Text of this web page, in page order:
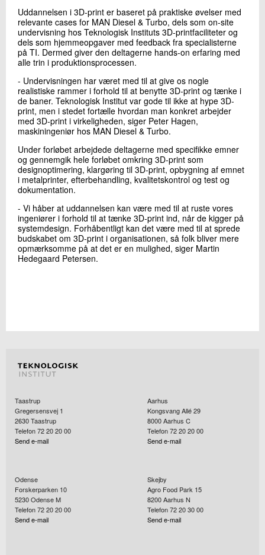
Uddannelsen i 3D-print er baseret på praktiske øvelser med
relevante cases for MAN Diesel & Turbo, dels som on-site
undervisning hos Teknologisk Instituts 3D-printfaciliteter og
dels som hjemmeopgaver med feedback fra specialisterne
på TI. Dermed giver den deltagerne hands-on erfaring med
alle trin i produktionsprocessen.
- Undervisningen har været med til at give os nogle
realistiske rammer i forhold til at benytte 3D-print og tænke i
de baner. Teknologisk Institut var gode til ikke at hype 3D-
print, men i stedet fortælle hvordan man konkret arbejder
med 3D-print i virkeligheden, siger Peter Hagen,
maskiningeniør hos MAN Diesel & Turbo.
Under forløbet arbejdede deltagerne med specifikke emner
og gennemgik hele forløbet omkring 3D-print som
designoptimering, klargøring til 3D-print, opbygning af emnet
i metalprinter, efterbehandling, kvalitetskontrol og test og
dokumentation.
- Vi håber at uddannelsen kan være med til at ruste vores
ingeniører i forhold til at tænke 3D-print ind, når de kigger på
systemdesign. Forhåbentligt kan det være med til at sprede
budskabet om 3D-print i organisationen, så folk bliver mere
opmærksomme på at det er en mulighed, siger Martin
Hedegaard Petersen.
Taastrup
Gregersensvej 1
2630Taastrup
Telefon 72 20 20 00
Send e-mail
Aarhus
Kongsvang Allé 29
8000Aarhus C
Telefon 72 20 20 00
Send e-mail
Odense
Forskerparken 10
5230Odense M
Telefon 72 20 20 00
Send e-mail
Skejby
Agro Food Park 15
8200Aarhus N
Telefon 72 20 30 00
Send e-mail